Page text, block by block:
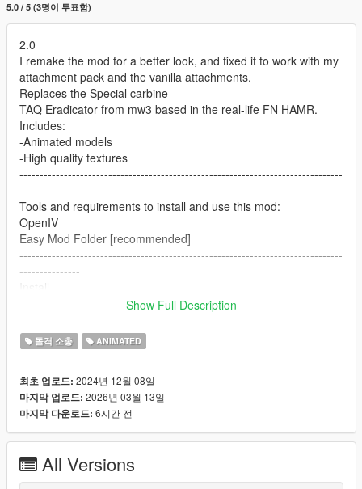
5.0 / 5 (3명이 투표함)
2.0
I remake the mod for a better look, and fixed it to work with my
attachment pack and the vanilla attachments.
Replaces the Special carbine
TAQ Eradicator from mw3 based in the real-life FN HAMR.
Includes:
-Animated models
-High quality textures
--------------------------------------------------------------------------------
---------------
Tools and requirements to install and use this mod:
OpenIV
Easy Mod Folder [recommended]
--------------------------------------------------------------------------------
---------------
mods/pdate/x64/dlcpacks/patchday8ng/dlc.rpf/x64/models/cdim
ages/weapons.rpf
3. just put the files
4. Enjoy
--------------------------------------------------------------------------------
---------------
Dont repost on any other sites.
Feel free to edit the files just make sure to give me the credits if
Show Full Description
돌격 소총 ANIMATED
최초 업로드: 2024년 12월 08일
마지막 업로드: 2026년 03월 13일
마지막 다운로드: 6시간 전
All Versions